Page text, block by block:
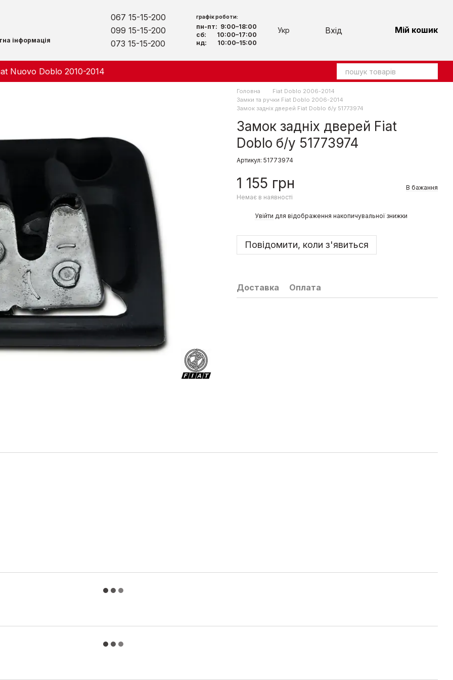
інформація
067 15-15-200
099 15-15-200
073 15-15-200
графік роботи:
пн-пт: 9:00–18:00
сб: 10:00–17:00
нд: 10:00–15:00
Укр Вхід Мій кошик
Nuovo Doblo 2010-2014
Головна
Fiat Doblo 2006-2014
Замки та ручки Fiat Doblo 2006-2014
Замок задніх дверей Fiat Doblo б/у 51773974
Замок задніх дверей Fiat
Doblo б/у 51773974
Артикул: 51773974
1 155 грн
Немає в наявності
В бажання
Увійти для відображення накопичувальної знижки
Повідомити, коли з'явиться
Доставка Оплата